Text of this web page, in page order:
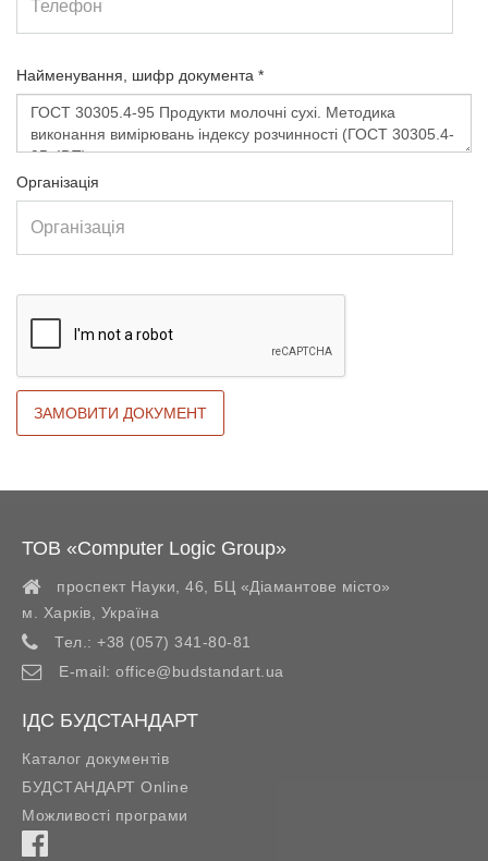
Найменування, шифр документа *
Організація
ТОВ «Computer Logic Group»
проспект Науки, 46, БЦ «Діамантове місто»
м. Харків
Україна
Тел.: +38 (057) 341-80-81
E-mail: office@budstandart.ua
ІДС БУДСТАНДАРТ
Каталог документів
БУДСТАНДАРТ Online
Можливості програми